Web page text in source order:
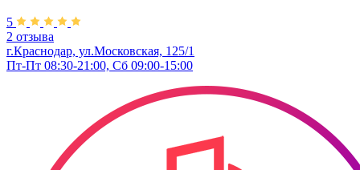
5
2 отзыва
г.Краснодар, ул.Московская, 125/1
Пт-Пт 08:30-21:00, Сб 09:00-15:00